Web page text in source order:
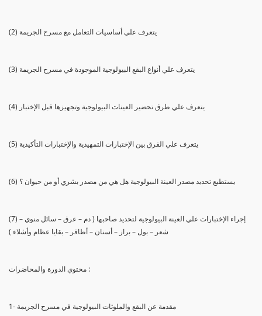
(2) يتعرف علي أساسيات التعامل مع مسرح الجريمة
(3) يتعرف علي أنواع البقع البيولوجية الموجودة في مسرح الجريمة
(4) يتعرف علي طرق تحضير العينات البيولوجية وتجهيزها قبل الإختبار
(5) يتعرف علي الفرق بين الإختبارات التمهيدية والإختبارات التأكيدية
(6) يستطيع تحديد مصدر العينة البيولوجية هل هي من مصدر بشري أو من حيوان ؟
(7) إجراء الإختبارات علي العينة البيولوجية لتحديد صاحبها ( دم – عرق – سائل منوي –
شعر – بول – براز – أسنان – أظافر – بقايا عظام وأشلاء )
محتوي الدورة والمحاضرات :
1- مقدمة عن البقع والملوثات البيولوجية في مسرح الجريمة